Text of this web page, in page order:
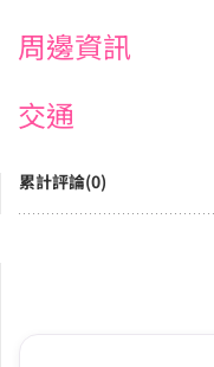
周邊資訊
交通
累計評論(0)